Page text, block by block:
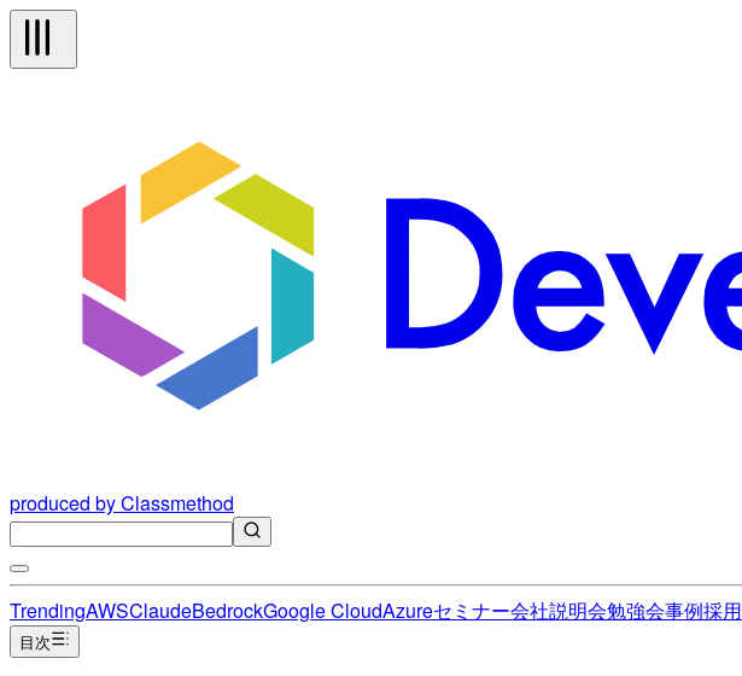
produced by Classmethod
TrendingAWSClaudeBedrockGoogle CloudAzureセミナー会社説明会勉強会事例採用
目次